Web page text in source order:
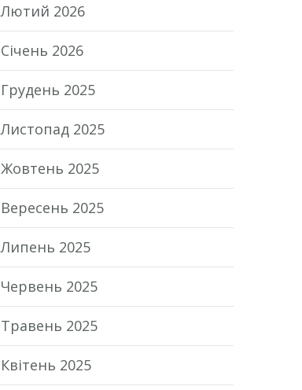
Лютий 2026
Січень 2026
Грудень 2025
Листопад 2025
Жовтень 2025
Вересень 2025
Липень 2025
Червень 2025
Травень 2025
Квітень 2025